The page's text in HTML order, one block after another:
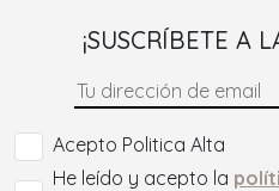
¡SUSCRÍBETE A
Acepto Politica Alta
He leído y acepto la